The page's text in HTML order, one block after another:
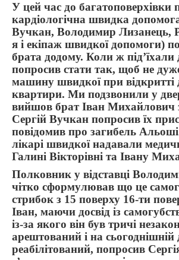
У цей час до багатоповерхівки
кардіологічна швидка
Вучкан, Володимир Лизанець,
я і екіпаж швидкої допомоги)
брата додому. Коли ж
попросив стати так, щоб не
машину швидкої при відкритті
квартири. Ми подзвонили у
вийшов брат Іван Михайлович
Сергій Вучкан попросив їх
повідомив про загибель
лікарі швидкої надавали
Галині Вікторівні та Івану
Полковник у відставці
чітко сформулював що це
стрибок з 15 поверху 16-ти
Іван, маючи досвід із
із-за якого він був тричі
арештований і на сьогоднішній
реабілітований, попросив